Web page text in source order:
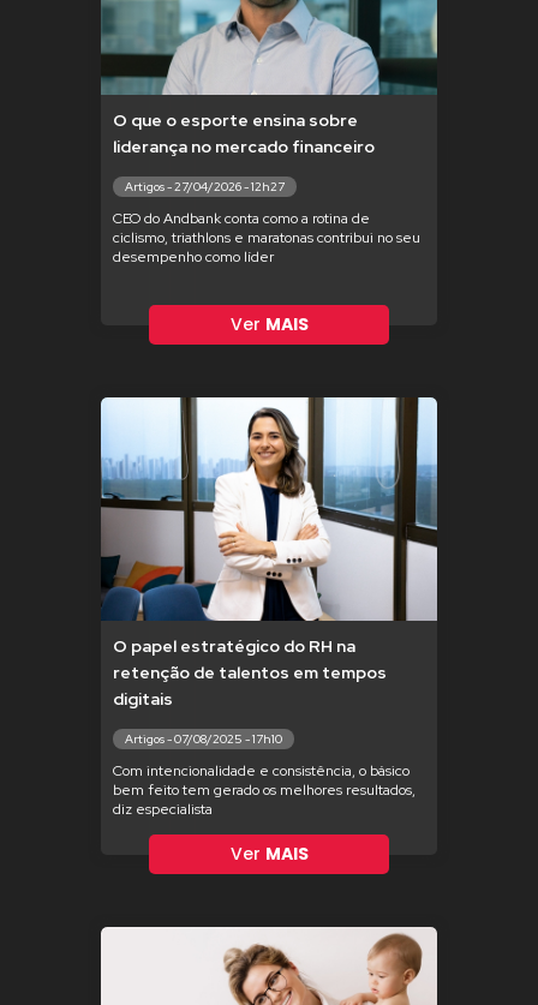
O que o esporte ensina sobre
liderança no mercado financeiro
Artigos - 27/04/2026 - 12h27
CEO do Andbank conta como a rotina de
ciclismo, triathlons e maratonas contribui no seu
desempenho como líder
Ver MAIS
O papel estratégico do RH na
retenção de talentos em tempos
digitais
Artigos - 07/08/2025 - 17h10
Com intencionalidade e consistência, o básico
bem feito tem gerado os melhores resultados,
diz especialista
Ver MAIS